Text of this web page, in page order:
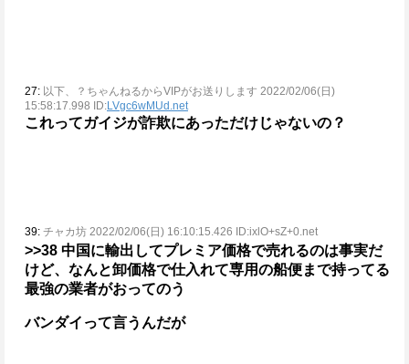
27: 以下、？ちゃんねるからVIPがお送りします 2022/02/06(日)
15:58:17.998 ID:LVgc6wMUd.net
これってガイジが詐欺にあっただけじゃないの？
39: チャカ坊 2022/02/06(日) 16:10:15.426 ID:ixlO+sZ+0.net
>>38 中国に輸出してプレミア価格で売れるのは事実だ
けど、なんと卸価格で仕入れて専用の船便まで持ってる
最強の業者がおってのう
バンダイって言うんだが